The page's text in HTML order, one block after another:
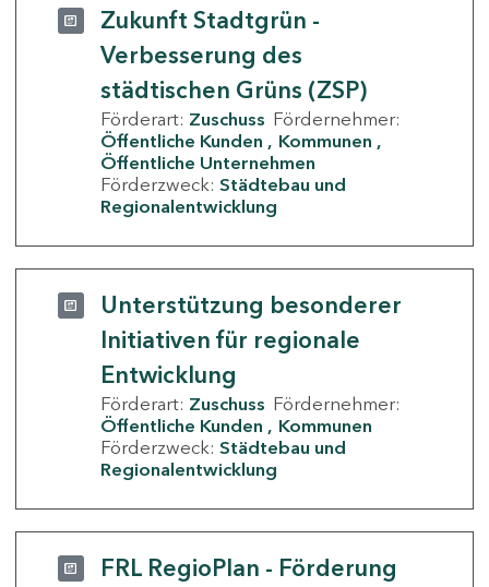
Zukunft Stadtgrün -
Verbesserung des
städtischen Grüns (ZSP)
Förderart: Zuschuss Fördernehmer:
Öffentliche Kunden
Kommunen
Öffentliche Unternehmen
Förderzweck: Städtebau und
Regionalentwicklung
Unterstützung besonderer
Initiativen für regionale
Entwicklung
Förderart: Zuschuss Fördernehmer:
Öffentliche Kunden
Kommunen
Förderzweck: Städtebau und
Regionalentwicklung
FRL RegioPlan - Förderung